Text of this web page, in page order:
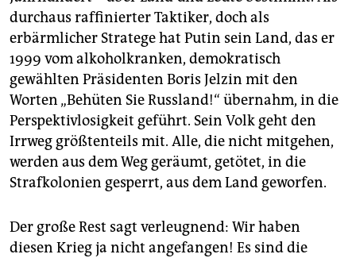
durchaus raffinierter Taktiker, doch als
erbärmlicher Stratege hat Putin sein Land, das er
1999 vom alkoholkranken, demokratisch
gewählten Präsidenten Boris Jelzin mit den
Worten „Behüten Sie Russland!“ übernahm, in die
Per­spektivlosigkeit geführt. Sein Volk geht den
Irrweg größtenteils mit. Alle, die nicht mitgehen,
werden aus dem Weg geräumt, getötet, in die
Strafkolonien gesperrt, aus dem Land geworfen.
Der große Rest sagt verleugnend: Wir haben
diesen Krieg ja nicht angefangen! Es sind die